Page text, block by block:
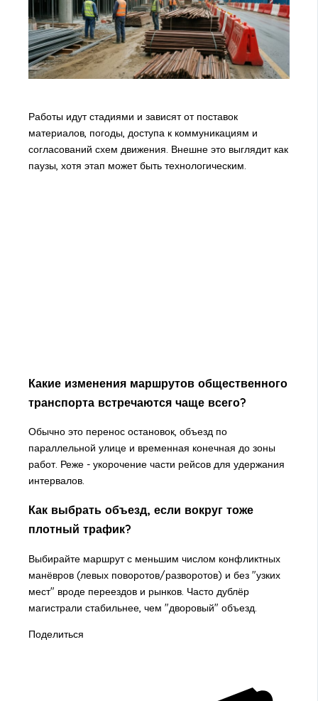
Работы идут стадиями и зависят от поставок
материалов, погоды, доступа к коммуникациям и
согласований схем движения. Внешне это выглядит как
паузы, хотя этап может быть технологическим.
Какие изменения маршрутов общественного
транспорта встречаются чаще всего?
Обычно это перенос остановок, объезд по
параллельной улице и временная конечная до зоны
работ. Реже - укорочение части рейсов для удержания
интервалов.
Как выбрать объезд, если вокруг тоже
плотный трафик?
Выбирайте маршрут с меньшим числом конфликтных
манёвров (левых поворотов/разворотов) и без "узких
мест" вроде переездов и рынков. Часто дублёр
магистрали стабильнее, чем "дворовый" объезд.
Поделиться